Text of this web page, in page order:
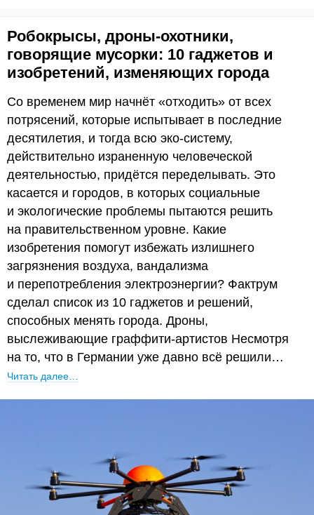
Робокрысы, дроны-охотники,
говорящие мусорки: 10 гаджетов и
изобретений, изменяющих города
Со временем мир начнёт «отходить» от всех
потрясений, которые испытывает в последние
десятилетия, и тогда всю эко-систему,
действительно израненную человеческой
деятельностью, придётся переделывать. Это
касается и городов, в которых социальные
и экологические проблемы пытаются решить
на правительственном уровне. Какие
изобретения помогут избежать излишнего
загрязнения воздуха, вандализма
и перепотребления электроэнергии? Фактрум
сделал список из 10 гаджетов и решений,
способных менять города. Дроны,
выслеживающие граффити-артистов Несмотря
на то, что в Германии уже давно всё решили…
Читать далее…